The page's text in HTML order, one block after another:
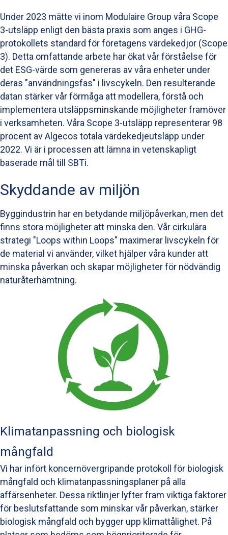
Under 2023 mätte vi inom Modulaire Group våra Scope
3-utsläpp enligt den bästa praxis som anges i GHG-
protokollets standard för företagens värdekedjor (Scope
3). Detta omfattande arbete har ökat vår förståelse för
det ESG-värde som genereras av våra enheter under
deras "användningsfas" i livscykeln. Den resulterande
datan stärker vår förmåga att modellera, förstå och
implementera utsläppsminskande möjligheter framöver
i verksamheten. Våra Scope 3-utsläpp representerar 98
procent av Algecos totala värdekedjeutsläpp under
2022. Vi är i processen att lämna in vetenskapligt
baserade mål till SBTi.
Skyddande av miljön
Byggindustrin har en betydande miljöpåverkan, men det
finns stora möjligheter att minska den. Vår cirkulära
strategi "Loops within Loops" maximerar livscykeln för
de material vi använder, vilket hjälper våra kunder att
minska påverkan och skapar möjligheter för nödvändig
naturåterhämtning.
Klimatanpassning och biologisk
mångfald
Vi har infört koncernövergripande protokoll för biologisk
mångfald och klimatanpassningsplaner på alla
affärsenheter. Dessa riktlinjer lyfter fram viktiga faktorer
för beslutsfattande som minskar vår påverkan, stärker
biologisk mångfald och bygger upp klimattålighet. På